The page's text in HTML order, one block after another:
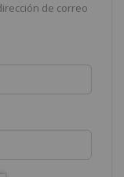
de correo